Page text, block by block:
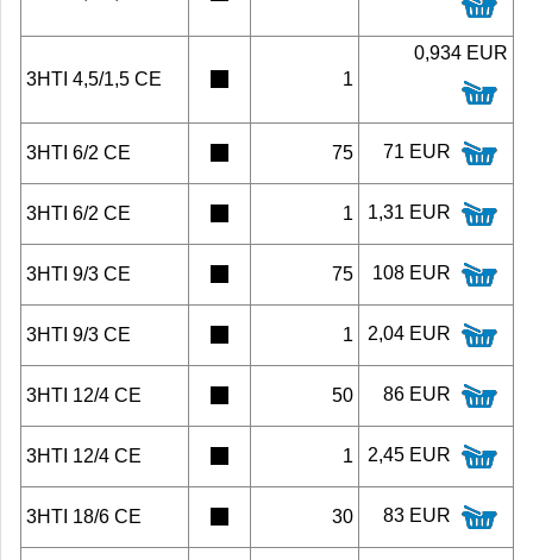
3HTI 4,5/1,5 CE 1
0,934 EUR
3HTI 6/2 CE 75 71 EUR
3HTI 6/2 CE 1 1,31 EUR
3HTI 9/3 CE 75 108 EUR
3HTI 9/3 CE 1 2,04 EUR
3HTI 12/4 CE 50 86 EUR
3HTI 12/4 CE 1 2,45 EUR
3HTI 18/6 CE 30 83 EUR